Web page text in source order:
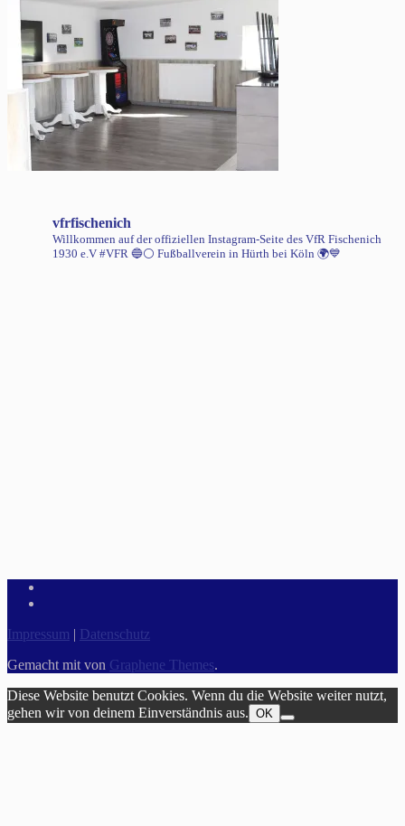
vfrfischenich
Willkommen auf der offiziellen Instagram-Seite des VfR Fischenich
1930 e.V #VFR 🔵⚪️ Fußballverein in Hürth bei Köln 🌍💙
Impressum | Datenschutz
Gemacht mit von Graphene Themes.
Diese Website benutzt Cookies. Wenn du die Website weiter nutzt,
gehen wir von deinem Einverständnis aus. OK